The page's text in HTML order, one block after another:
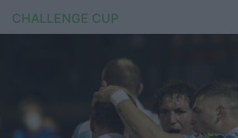
Rugby Sevens
Internazionale
6 Nazioni
CHALLENGE CUP